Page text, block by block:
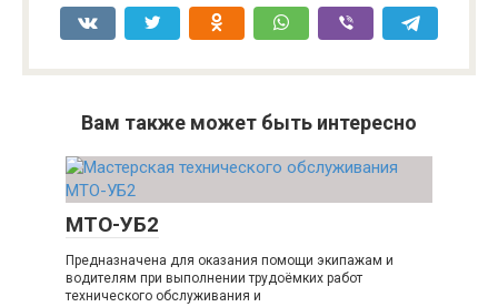
Вам также может быть интересно
МТО-УБ2
Предназначена для оказания помощи экипажам и
водителям при выполнении трудоёмких работ
технического обслуживания и